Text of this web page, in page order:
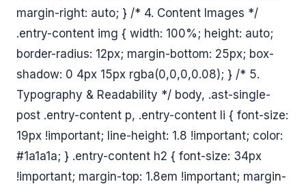
margin-right: auto; } /* 4. Content Images */
.entry-content img { width: 100%; height: auto;
border-radius: 12px; margin-bottom: 25px; box-
shadow: 0 4px 15px rgba(0,0,0,0.08); } /* 5.
Typography & Readability */ body, .ast-single-
post .entry-content p, .entry-content li { font-size:
19px !important; line-height: 1.8 !important; color:
#1a1a1a; } .entry-content h2 { font-size: 34px
!important; margin-top: 1.8em !important; margin-